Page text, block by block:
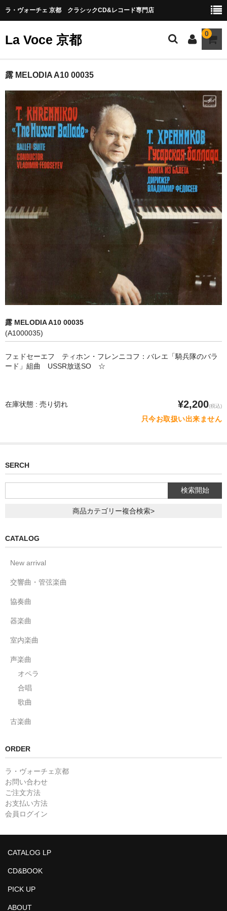
ラ・ヴォーチェ 京都 クラシックCD&レコード専門店
La Voce 京都 0
CATALOG LP
New arrival
交響曲・管弦楽曲
協奏曲
室内楽曲
PICK UP
露 MELODIA A10 00035
露 MELODIA A10 00035
(A1000035)
フェドセーエフ ティホン・フレンニコフ：バレエ「騎兵隊のバラ
ード」組曲 USSR放送SO ☆
在庫状態 : 売り切れ ¥2,200(税込)
只今お取扱い出来ません
SERCH
商品カテゴリー複合検索>
CATALOG
New arrival
交響曲・管弦楽曲
協奏曲
器楽曲
室内楽曲
声楽曲
オペラ
合唱
歌曲
古楽曲
ORDER
ラ・ヴォーチェ京都
お問い合わせ
ご注文方法
お支払い方法
会員ログイン
CATALOG LP
CD&BOOK
PICK UP
ABOUT